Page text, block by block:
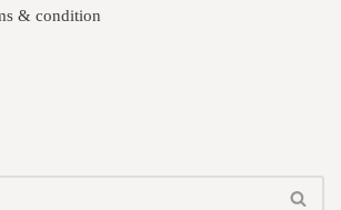
& condition